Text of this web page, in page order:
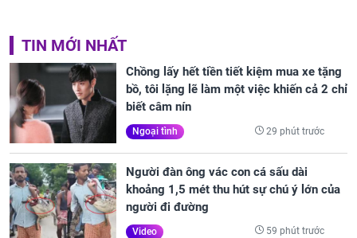
TIN MỚI NHẤT
Chồng lấy hết tiền tiết kiệm mua xe tặng
bồ, tôi lặng lẽ làm một việc khiến cả 2 chỉ
biết câm nín
Ngoại tình 29 phút trước
Người đàn ông vác con cá sấu dài
khoảng 1,5 mét thu hút sự chú ý lớn của
người đi đường
Video 59 phút trước